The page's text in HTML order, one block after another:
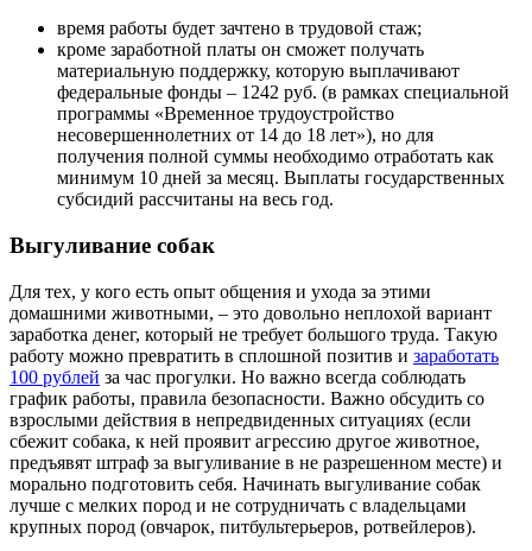
время работы будет зачтено в трудовой стаж;
кроме заработной платы он сможет получать
материальную поддержку, которую выплачивают
федеральные фонды – 1242 руб. (в рамках специальной
программы «Временное трудоустройство
несовершеннолетних от 14 до 18 лет»), но для
получения полной суммы необходимо отработать как
минимум 10 дней за месяц. Выплаты государственных
субсидий рассчитаны на весь год.
Выгуливание собак
Для тех, у кого есть опыт общения и ухода за этими
домашними животными, – это довольно неплохой вариант
заработка денег, который не требует большого труда. Такую
работу можно превратить в сплошной позитив и заработать
100 рублей за час прогулки. Но важно всегда соблюдать
график работы, правила безопасности. Важно обсудить со
взрослыми действия в непредвиденных ситуациях (если
сбежит собака, к ней проявит агрессию другое животное,
предъявят штраф за выгуливание в не разрешенном месте) и
морально подготовить себя. Начинать выгуливание собак
лучше с мелких пород и не сотрудничать с владельцами
крупных пород (овчарок, питбультерьеров, ротвейлеров).